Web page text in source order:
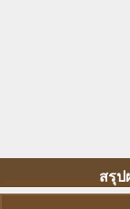
สรุป